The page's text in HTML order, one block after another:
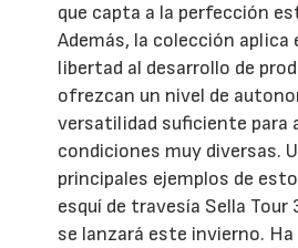
que capta a la perfección
Además, la colección aplica
libertad al desarrollo de
ofrezcan un nivel de
versatilidad suficiente para
condiciones muy diversas.
principales ejemplos de
esquí de travesía Sella Tour
se lanzará este invierno. Ha